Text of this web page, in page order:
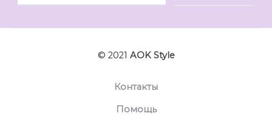
© 2021 AOK Style
Контакты
Помощь